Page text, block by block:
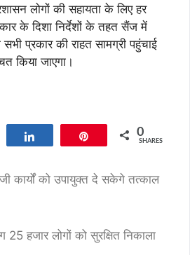
लोगों की सहायता के लिए हर
के दिशा निर्देशों के तहत सैंज में
प्रकार की राहत सामग्री पहुंचाई
किया जाएगा।
0
SHARES
कार्यों को उपायुक्त दे सकेगे तत्काल
हजार लोगों को सुरक्षित निकाला